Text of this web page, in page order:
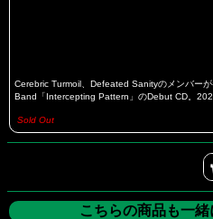
Cerebric Turmoil、Defeated Sanityのメンバー
Band「Intercepting Pattern」のDebut CD。
Sold Out
こちらの商品も一